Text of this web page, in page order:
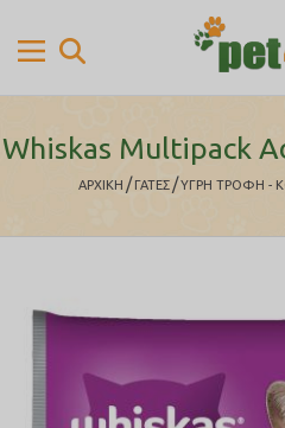
Whiskas Multipack
ΑΡΧΙΚΉ / ΓΑΤΕΣ /ΥΓΡΗ ΤΡΟΦΗ -